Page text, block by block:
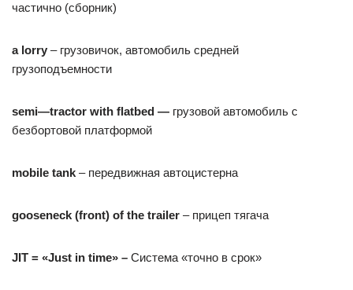
частично (сборник)
a lorry – грузовичок, автомобиль средней
грузоподъемности
semi—tractor with flatbed — грузовой автомобиль с
безбортовой платформой
mobile tank – передвижная автоцистерна
gooseneck (front) of the trailer – прицеп тягача
JIT = «Just in time» – Система «точно в срок»